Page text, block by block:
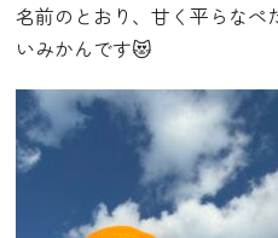
名前のとおり、甘く平らなぺ
いみかんです😻